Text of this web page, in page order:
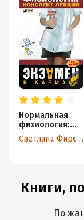
Нормальная
физиология:
конспект
лекций
Светлана Фирсова
Книги,
По